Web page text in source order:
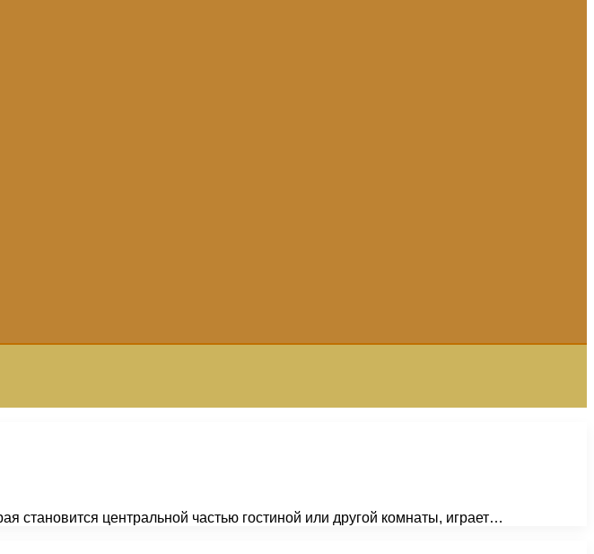
центральной частью гостиной или другой комнаты, играет…